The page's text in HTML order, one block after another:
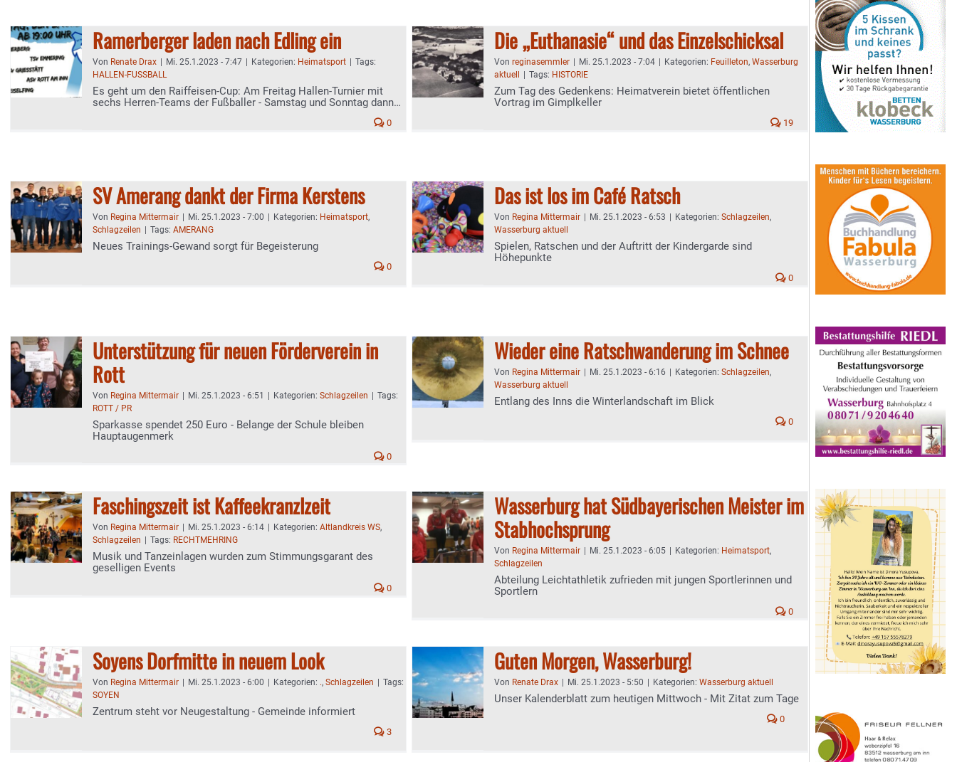
Ramerberger laden nach Edling ein
Von Renate Drax Mi. 25.1.2023 - 7:47 Kategorien: Heimatsport
Tags:
HALLEN-FUSSBALL
Es geht um den Raiffeisen-Cup: Am Freitag Hallen-Turnier mit
sechs Herren-Teams der Fußballer - Samstag und Sonntag dann
0
Die „Euthanasie“ und das Einzelschicksal
Von reginasemmler Mi. 25.1.2023 - 7:04 Kategorien: Feuilleton, Wasserburg
aktuell
Tags: HISTORIE
Zum Tag des Gedenkens: Heimatverein bietet öffentlichen
Vortrag im Gimplkeller
19
SV Amerang dankt der Firma Kerstens
Von Regina Mittermair Mi. 25.1.2023 - 7:00 Kategorien: Heimatsport,
Schlagzeilen
Tags: AMERANG
Neues Trainings-Gewand sorgt für Begeisterung
0
Das ist los im Café Ratsch
Von Regina Mittermair Mi. 25.1.2023 - 6:53 Kategorien: Schlagzeilen,
Wasserburg aktuell
Spielen, Ratschen und der Auftritt der Kindergarde sind
Höhepunkte
0
Unterstützung für neuen Förderverein in
Rott
Von Regina Mittermair Mi. 25.1.2023 - 6:51 Kategorien: Schlagzeilen
Tags:
ROTT / PR
Sparkasse spendet 250 Euro - Belange der Schule bleiben
Hauptaugenmerk
0
Wieder eine Ratschwanderung im Schnee
Von Regina Mittermair Mi. 25.1.2023 - 6:16 Kategorien: Schlagzeilen,
Wasserburg aktuell
Entlang des Inns die Winterlandschaft im Blick
0
Faschingszeit ist Kaffeekranzlzeit
Von Regina Mittermair Mi. 25.1.2023 - 6:14 Kategorien: Altlandkreis WS,
Schlagzeilen
Tags: RECHTMEHRING
Musik und Tanzeinlagen wurden zum Stimmungsgarant des
geselligen Events
0
Wasserburg hat Südbayerischen Meister im
Stabhochsprung
Von Regina Mittermair Mi. 25.1.2023 - 6:05 Kategorien: Heimatsport,
Schlagzeilen
Abteilung Leichtathletik zufrieden mit jungen Sportlerinnen und
Sportlern
0
Soyens Dorfmitte in neuem Look
Von Regina Mittermair Mi. 25.1.2023 - 6:00 Kategorien: ., Schlagzeilen
Tags:
SOYEN
Zentrum steht vor Neugestaltung - Gemeinde informiert
3
Guten Morgen, Wasserburg!
Von Renate Drax Mi. 25.1.2023 - 5:50 Kategorien: Wasserburg aktuell
Unser Kalenderblatt zum heutigen Mittwoch - Mit Zitat zum Tage
0